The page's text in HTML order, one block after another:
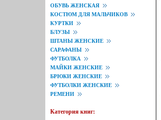
ОБУВЬ ЖЕНСКАЯ
КОСТЮМ ДЛЯ МАЛЬЧИКОВ
КУРТКИ
БЛУЗЫ
ШТАНЫ ЖЕНСКИЕ
САРАФАНЫ
ФУТБОЛКА
МАЙКИ ЖЕНСКИЕ
БРЮКИ ЖЕНСКИЕ
ФУТБОЛКИ ЖЕНСКИЕ
РЕМЕНИ
Категория книг: